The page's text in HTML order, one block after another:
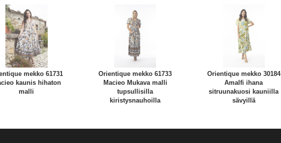
mekko 61731
kaunis hihaton
malli
Orientique mekko 61733
Macieo Mukava malli
tupsullisilla
kiristysnauhoilla
Orientique mekko 30184
Amalfi ihana
sitruunakuosi kauniilla
sävyillä